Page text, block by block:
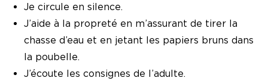
Je circule en silence.
J’aide à la propreté en m’assurant de tirer la
chasse d’eau et en jetant les papiers bruns dans
la poubelle.
J’écoute les consignes de l’adulte.